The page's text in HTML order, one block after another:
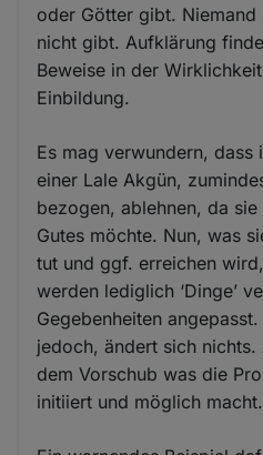
oder Götter gibt.
nicht gibt. Aufklärung
Beweise in der
Einbildung.
Es mag verwundern, dass
einer Lale Akgün,
bezogen, ablehnen, da
Gutes möchte. Nun, was
tut und ggf. erreichen
werden lediglich ‘Dinge’
Gegebenheiten
jedoch, ändert sich nichts.
dem Vorschub was die
initiiert und möglich macht.